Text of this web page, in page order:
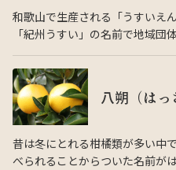
和歌山で生産される「うすいえ
「紀州うすい」の名前で地域団
八朔（はっ
昔は冬にとれる柑橘類が多い中
べられることからついた名前が